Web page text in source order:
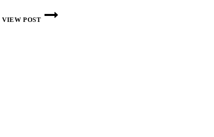
VIEW POST
NEUE
MAGELLAN